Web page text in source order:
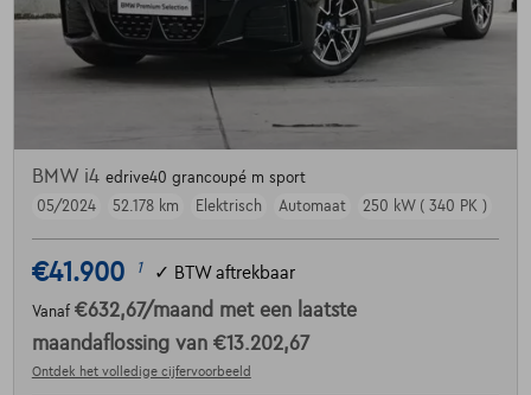
BMW i4 edrive40 grancoupé m sport
05/2024
52.178 km Elektrisch Automaat 250 kW ( 340 PK )
€41.900 1 ✓ BTW aftrekbaar
Vanaf €632,67/maand met een laatste
maandaflossing van €13.202,67
Ontdek het volledige cijfervoorbeeld